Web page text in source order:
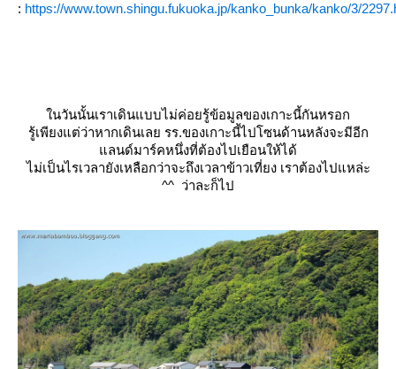
: https://www.town.shingu.fukuoka.jp/kanko_bunka/kanko/3/
นวันนั้นเราเดินแบบไม่ค่อยรู้ข้อมูลของเกาะนี้กันหรอก
รู้เพียงแต่ว่าหากเดินเลย รร.ของเกาะนี้ไปโซนด้านหลังจะมีอีก
ลนด์มาร์คหนึ่งที่ต้องไปเยือนให้ได้
ไม่เป็นไรเวลายังเหลือกว่าจะถึงเวลาข้าวเที่ยง เราต้องไปแหล่ะ
^^ ว่าละก็ไป